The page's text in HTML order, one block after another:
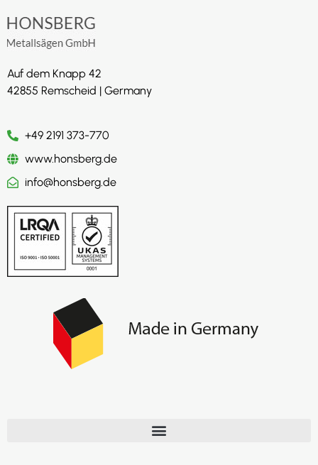
Auf dem Knapp 42
42855 Remscheid | Germany
+49 2191 373-770
www.honsberg.de
info@honsberg.de